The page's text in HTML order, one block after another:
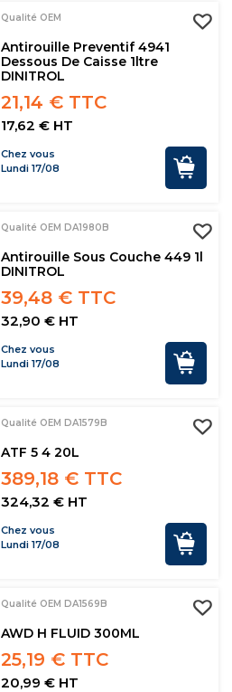
Qualité OEM
Antirouille Preventif 4941
Dessous De Caisse 1ltre
DINITROL
21,14 € TTC
17,62 € HT
Chez vous
Lundi 17/08
Qualité OEM DA1980B
Antirouille Sous Couche 449 1l
DINITROL
39,48 € TTC
32,90 € HT
Chez vous
Lundi 17/08
Qualité OEM DA1579B
ATF 5 4 20L
389,18 € TTC
324,32 € HT
Chez vous
Lundi 17/08
Qualité OEM DA1569B
AWD H FLUID 300ML
25,19 € TTC
20,99 € HT